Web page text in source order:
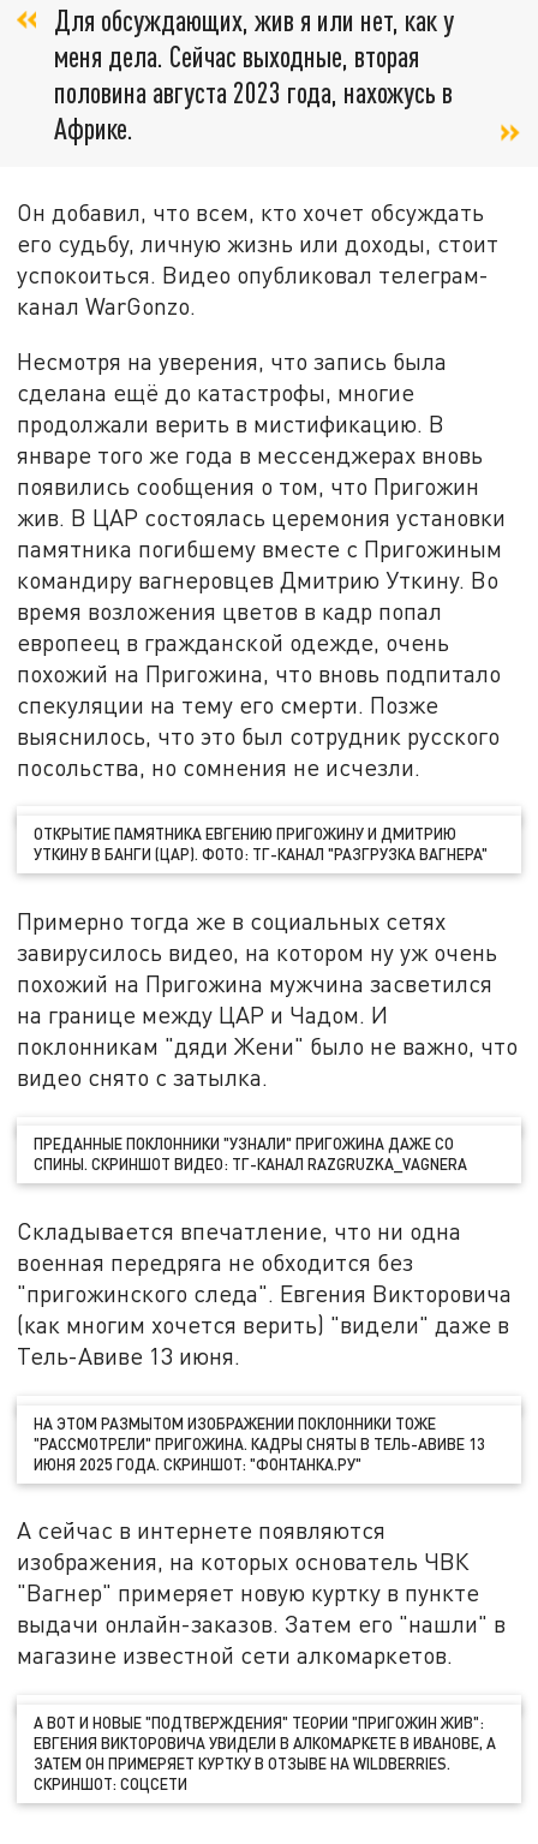
Для обсуждающих, жив я или нет, как у
меня дела. Сейчас выходные, вторая
половина августа 2023 года, нахожусь в
Африке.
Он добавил, что всем, кто хочет обсуждать
его судьбу, личную жизнь или доходы, стоит
успокоиться. Видео опубликовал телеграм-
канал WarGonzo.
Несмотря на уверения, что запись была
сделана ещё до катастрофы, многие
продолжали верить в мистификацию. В
январе того же года в мессенджерах вновь
появились сообщения о том, что Пригожин
жив. В ЦАР состоялась церемония установки
памятника погибшему вместе с Пригожиным
командиру вагнеровцев Дмитрию Уткину. Во
время возложения цветов в кадр попал
европеец в гражданской одежде, очень
похожий на Пригожина, что вновь подпитало
спекуляции на тему его смерти. Позже
выяснилось, что это был сотрудник русского
посольства, но сомнения не исчезли.
ОТКРЫТИЕ ПАМЯТНИКА ЕВГЕНИЮ ПРИГОЖИНУ И ДМИТРИЮ
УТКИНУ В БАНГИ (ЦАР). ФОТО: ТГ-КАНАЛ "РАЗГРУЗКА ВАГНЕРА"
Примерно тогда же в социальных сетях
завирусилось видео, на котором ну уж очень
похожий на Пригожина мужчина засветился
на границе между ЦАР и Чадом. И
поклонникам "дяди Жени" было не важно, что
видео снято с затылка.
ПРЕДАННЫЕ ПОКЛОННИКИ "УЗНАЛИ" ПРИГОЖИНА ДАЖЕ СО
СПИНЫ. СКРИНШОТ ВИДЕО: ТГ-КАНАЛ RAZGRUZKA_VAGNERA
Складывается впечатление, что ни одна
военная передряга не обходится без
"пригожинского следа". Евгения Викторовича
(как многим хочется верить) "видели" даже в
Тель-Авиве 13 июня.
НА ЭТОМ РАЗМЫТОМ ИЗОБРАЖЕНИИ ПОКЛОННИКИ ТОЖЕ
"РАССМОТРЕЛИ" ПРИГОЖИНА. КАДРЫ СНЯТЫ В ТЕЛЬ-АВИВЕ 13
ИЮНЯ 2025 ГОДА. СКРИНШОТ: "ФОНТАНКА.РУ"
А сейчас в интернете появляются
изображения, на которых основатель ЧВК
"Вагнер" примеряет новую куртку в пункте
выдачи онлайн-заказов. Затем его "нашли" в
магазине известной сети алкомаркетов.
А ВОТ И НОВЫЕ "ПОДТВЕРЖДЕНИЯ" ТЕОРИИ "ПРИГОЖИН ЖИВ":
ЕВГЕНИЯ ВИКТОРОВИЧА УВИДЕЛИ В АЛКОМАРКЕТЕ В ИВАНОВЕ, А
ЗАТЕМ ОН ПРИМЕРЯЕТ КУРТКУ В ОТЗЫВЕ НА WILDBERRIES.
СКРИНШОТ: СОЦСЕТИ